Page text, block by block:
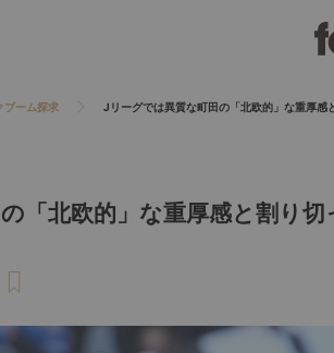
ブーム探求 Jリーグでは異質な町田の「北欧的」な重厚感
「北欧的」な重厚感と割り